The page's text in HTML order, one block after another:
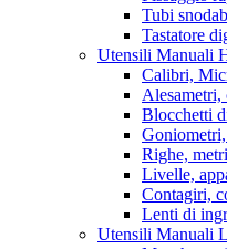
Tubi
Tastatore
Utensili Manuali
Calibri,
Alesametri,
Blocchetti
Righe,
Livelle,
Contagiri,
Lenti di
Utensili Manuali L